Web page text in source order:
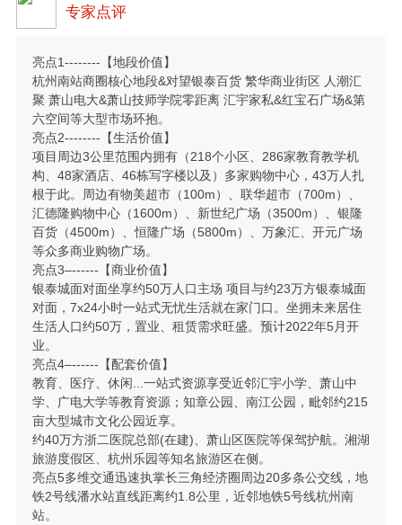
专家点评
亮点1--------【地段价值】
杭州南站商圈核心地段&对望银泰百货 繁华商业街区 人潮汇
聚 萧山电大&萧山技师学院零距离 汇宇家私&红宝石广场&第
六空间等大型市场环抱。
亮点2--------【生活价值】
项目周边3公里范围内拥有（218个小区、286家教育教学机
构、48家酒店、46栋写字楼以及）多家购物中心，43万人扎
根于此。周边有物美超市（100m）、联华超市（700m）、
汇德隆购物中心（1600m）、新世纪广场（3500m）、银隆
百货（4500m）、恒隆广场（5800m）、万象汇、开元广场
等众多商业购物广场。
亮点3–------【商业价值】
银泰城面对面坐享约50万人口主场 项目与约23万方银泰城面
对面，7x24小时一站式无忧生活就在家门口。坐拥未来居住
生活人口约50万，置业、租赁需求旺盛。预计2022年5月开
业。
亮点4–------【配套价值】
教育、医疗、休闲...一站式资源享受近邻汇宇小学、萧山中
学、广电大学等教育资源；知章公园、南江公园，毗邻约215
亩大型城市文化公园近享。
约40万方浙二医院总部(在建)、萧山区医院等保驾护航。湘湖
旅游度假区、杭州乐园等知名旅游区在侧。
亮点5多维交通迅速执掌长三角经济圈周边20多条公交线，地
铁2号线潘水站直线距离约1.8公里，近邻地铁5号线杭州南
站。